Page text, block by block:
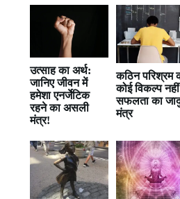
उत्साह का अर्थ:
जानिए जीवन में
हमेशा एनर्जेटिक
रहने का असली
मंत्र!
कठिन परिश्रम
कोई विकल्प
सफलता का
मंत्र